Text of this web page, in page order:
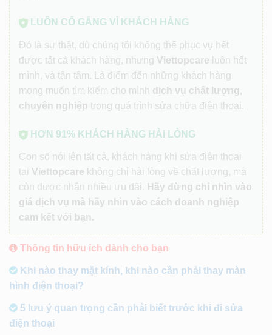
LUÔN CỐ GẮNG VÌ KHÁCH HÀNG
Đó là sự thật, dù chúng tôi không thể phục vụ hết
được tất cả khách hàng, nhưng Viettopcare luôn hết
mình, và tận tâm. Là điểm đến những khách hàng
mong muốn tìm kiếm cho mình dịch vụ chất lượng,
chuyên nghiệp trong quá trình sửa chữa điện thoại.
HƠN 91% KHÁCH HÀNG HÀI LÒNG
Con số nói lên tất cả, khách hàng khi sửa điện thoại
tại Viettopcare không chỉ hài lòng về chất lượng, mà
còn được nhận nhiều ưu đãi. Hãy đừng chỉ nhìn vào
giá dịch vụ mà hãy nhìn vào cách doanh nghiệp
cam kết với bạn.
Thông tin hữu ích dành cho bạn
Khi nào thay mặt kính, khi nào cần phải thay màn
hình điện thoại?
5 lưu ý quan trọng cần phải biết trước khi đi sửa
điện thoại